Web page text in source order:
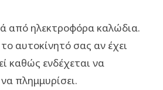
από ηλεκτροφόρα καλώδια.
αυτοκίνητό σας αν έχει
καθώς ενδέχεται να
πλημμυρίσει.